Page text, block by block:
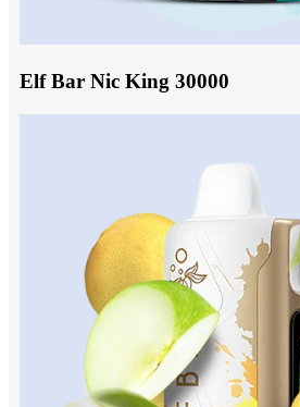
Elf Bar Nic King 30000